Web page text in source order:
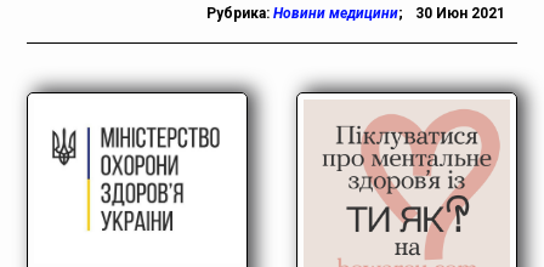
Рубрика: Новини медицини; 30 Июн 2021